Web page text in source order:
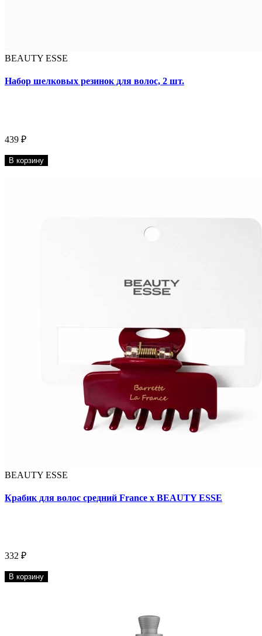
BEAUTY ESSE
Набор шелковых резинок для волос, 2 шт.
439 ₽
В корзину
BEAUTY ESSE
Крабик для волос средний France x BEAUTY ESSE
332 ₽
В корзину